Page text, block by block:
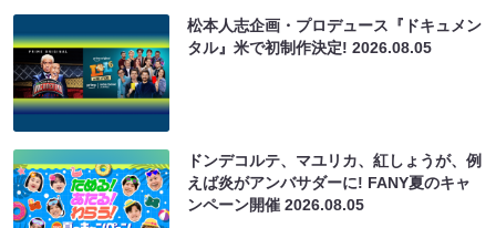
松本人志企画・プロデュース『ドキュメン
タル』米で初制作決定!2026.08.05
ドンデコルテ、マユリカ、紅しょうが、例
えば炎がアンバサダーに! FANY夏のキャ
ンペーン開催2026.08.05